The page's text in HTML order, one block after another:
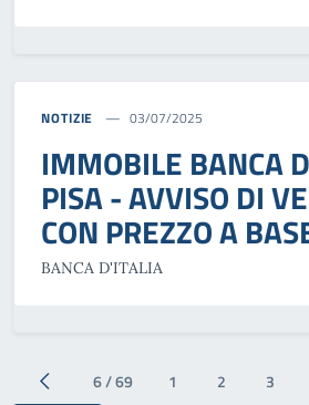
NOTIZIE 03/07/2025
IMMOBILE BANCA
PISA - AVVISO DI
CON PREZZO A
BANCA D'ITALIA
Pagina precedente
6 / 69 1 2 3